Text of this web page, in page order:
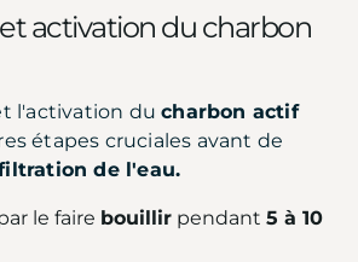
activation du charbon
l'activation ducharbon actif
étapes cruciales avant de
de l'eau.
le faire bouillir pendant5 à 10